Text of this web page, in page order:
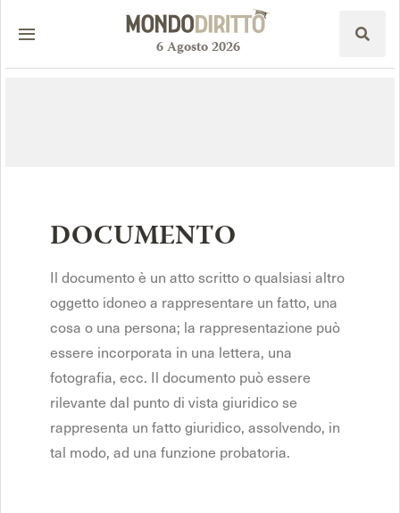
6Agosto2026
DOCUMENTO
Il documento è un atto scritto o qualsiasi altro
oggetto idoneo a rappresentare un fatto, una
cosa o una persona; la rappresentazione può
essere incorporata in una lettera, una
fotografia, ecc. Il documento può essere
rilevante dal punto di vista giuridico se
rappresenta un fatto giuridico, assolvendo, in
tal modo, ad una funzione probatoria.